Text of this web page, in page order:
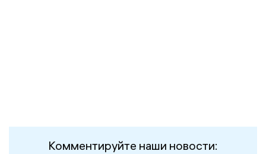
Комментируйте наши новости: